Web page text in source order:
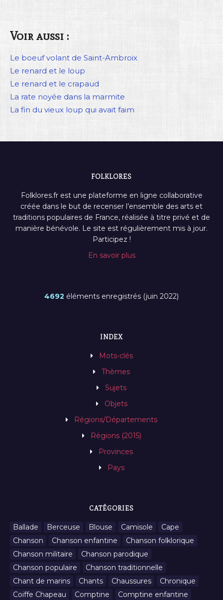
Voir aussi :
Le boeuf volant de Saint-Ambroix
Le renard et le loup
Le renard et le crapaud
La rate noyée dans la marmite
La fin du vieux loup qui avait faim
FOLKLORES
Folklores.fr est une plateforme en ligne collaborative
créée dans le but de recenser l’ensemble des arts et
traditions populaires de France, réalisée à titre privé et de
manière bénévole. Le site est régulièrement mis à jour.
Participez !
En savoir plus
4692 éléments enregistrés (juin 2022)
INDEX
Mots-clés
Thèmes
Sujets
Objets
Régions/Départements
Régions (2015)
Provinces
Pays
CATÉGORIES
Ballade Berceuse Blouse Camisole
Cape
Chanson
Chanson enfantine
Chanson folklorique
Chanson militaire
Chanson parodique
Chanson populaire
Chanson traditionnelle
Chant de marins
Chants Chaussures
Chronique
Coiffe Chapeau
Comptine Comptine enfantine